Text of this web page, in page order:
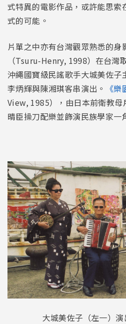
式特異的電影作品，或許能思索
式的可能。
片單之中亦有台灣觀眾熟悉的身
（Tsuru-Henry, 1998）在台灣
沖繩國寶級民謠歌手大城美佐子
李炳輝與陳湘琪客串演出。 《樂
View, 1985），由日本前衛教
晴臣操刀配樂並飾演民族學家一
大城美佐子（左一）演